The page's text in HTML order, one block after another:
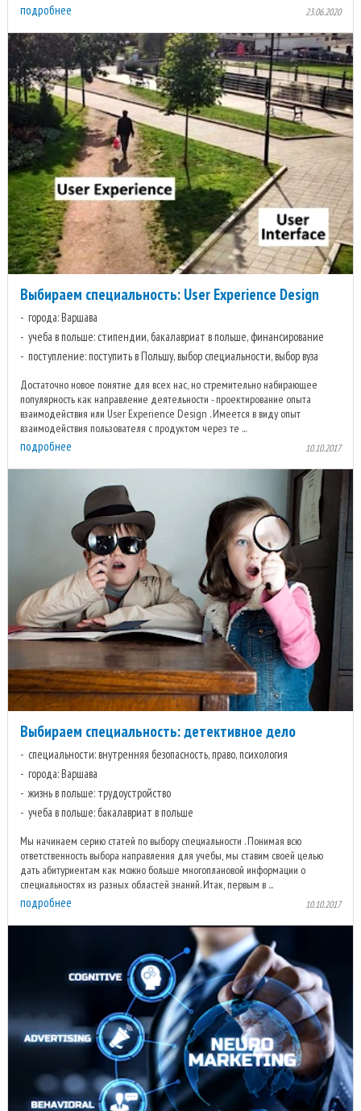
подробнее 23.06.2020
Выбираем специальность: User Experience Design
города: Варшава
учеба в польше: стипендии, бакалавриат в польше, финансирование
поступление: поступить в Польшу, выбор специальности, выбор вуза
Достаточно новое понятие для всех нас, но стремительно набирающее
популярность как направление деятельности - проектирование опыта
взаимодействия или User Experience Design . Имеется в виду опыт
взаимодействия пользователя с продуктом через те ...
подробнее 10.10.2017
Выбираем специальность: детективное дело
специальности: внутренняя безопасность, право, психология
города: Варшава
жизнь в польше: трудоустройство
учеба в польше: бакалавриат в польше
Мы начинаем серию статей по выбору специальности . Понимая всю
ответственность выбора направления для учебы, мы ставим своей целью
дать абитуриентам как можно больше многоплановой информации о
специальностях из разных областей знаний. Итак, первым в ...
подробнее 10.10.2017